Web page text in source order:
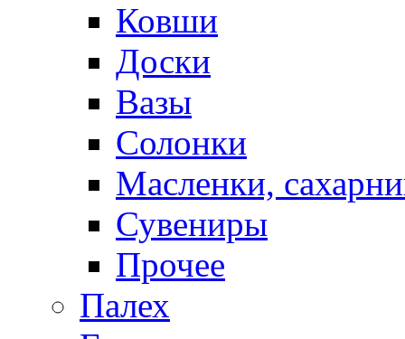
Ковши
Доски
Вазы
Солонки
Масленки,
Сувениры
Прочее
Палех